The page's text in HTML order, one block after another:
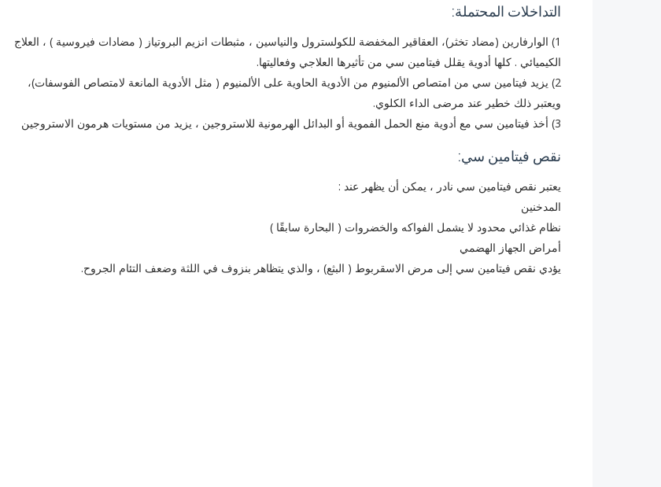
التداخلات المحتملة:
1) الوارفارين (مضاد تخثر)، العقاقير المخفضة للكولسترول والنياسين ، مثبطات انزيم البروتياز ( مضادات فيروسية ) ، العلاج
الكيميائي . كلها أدوية يقلل فيتامين سي من تأثيرها العلاجي وفعاليتها.
2) يزيد فيتامين سي من امتصاص الألمنيوم من الأدوية الحاوية على الألمنيوم ( مثل الأدوية المانعة لامتصاص الفوسفات)،
ويعتبر ذلك خطير عند مرضى الداء الكلوي.
3) أخذ فيتامين سي مع أدوية منع الحمل الفموية أو البدائل الهرمونية للاستروجين ، يزيد من مستويات هرمون الاستروجين
نقص فيتامين سي:
يعتبر نقص فيتامين سي نادر ، يمكن أن يظهر عند :
المدخنين
نظام غذائي محدود لا يشمل الفواكه والخضروات ( البحارة سابقًا )
أمراض الجهاز الهضمي
يؤدي نقص فيتامين سي إلى مرض الاسقربوط ( البثع) ، والذي يتظاهر بنزوف في اللثة وضعف التئام الجروح.